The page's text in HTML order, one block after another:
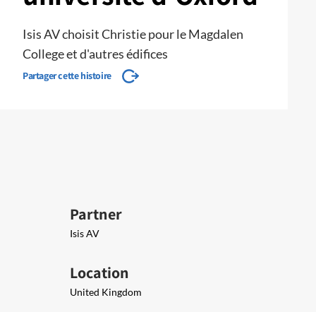
Isis AV choisit Christie pour le Magdalen
College et d'autres édifices
Partager cette histoire
Partner
Isis AV
Location
United Kingdom